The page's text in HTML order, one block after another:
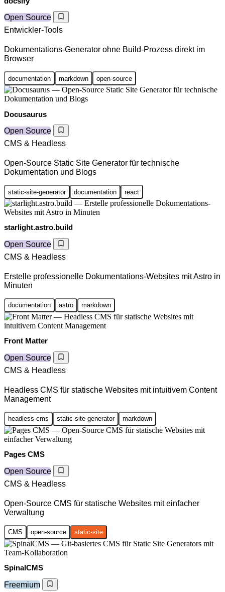
Open Source
Entwickler-Tools
Dokumentations-Generator ohne Build-Prozess direkt im
Browser
documentation markdown open-source
Docusaurus
Open Source
CMS & Headless
Open-Source Static Site Generator für technische
Dokumentation und Blogs
static-site-generator documentation react
starlight.astro.build
Open Source
CMS & Headless
Erstelle professionelle Dokumentations-Websites mit Astro in
Minuten
documentation astro markdown
Front Matter
Open Source
CMS & Headless
Headless CMS für statische Websites mit intuitivem Content
Management
headless-cms static-site-generator markdown
Pages CMS
Open Source
CMS & Headless
Open-Source CMS für statische Websites mit einfacher
Verwaltung
CMS open-source static-site
SpinalCMS
Freemium